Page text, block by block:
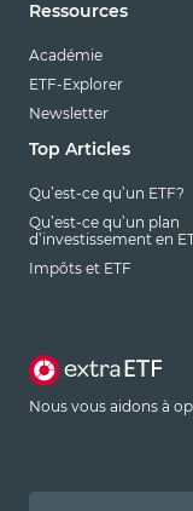
Ressources
Académie
ETF-Explorer
Newsletter
Top Articles
Qu’est-ce qu’un ETF?
Qu’est-ce qu’un plan
d’investissement en
Impôts et ETF
Nous vous aidons à